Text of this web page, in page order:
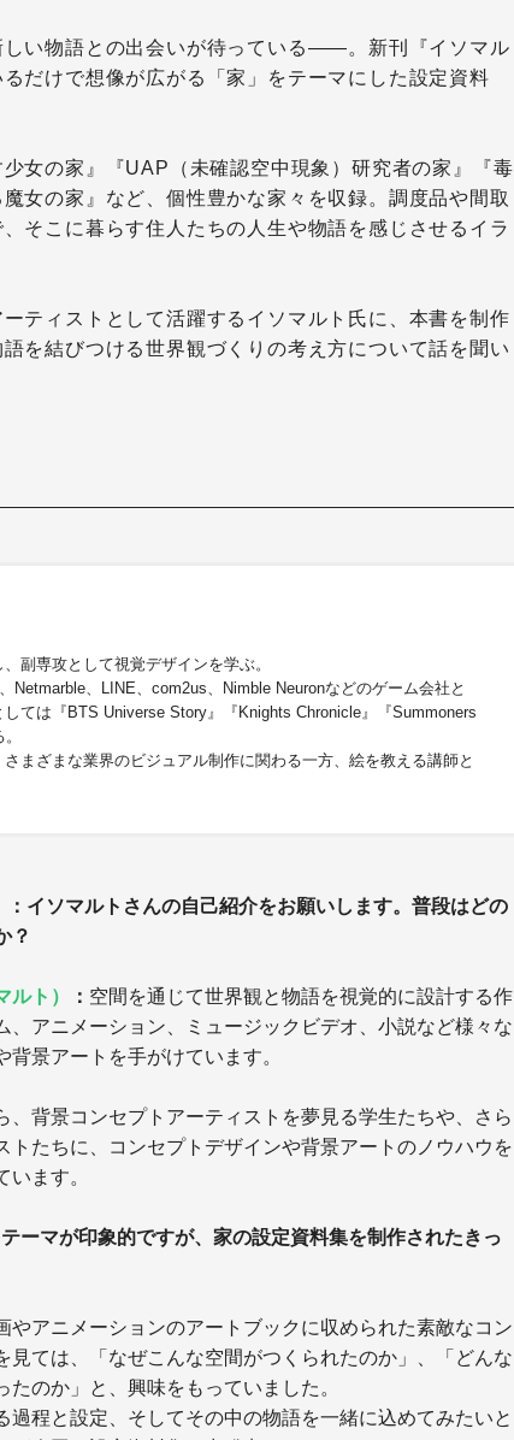
しい物語との出会いが待っている――。新刊『イソマル
だけで想像が広がる「家」をテーマにした設定資料
少女の家』『UAP（未確認空中現象）研究者の家』『毒
女の家』など、個性豊かな家々を収録。調度品や間取
そこに暮らす住人たちの人生や物語を感じさせるイラ
ティストとして活躍するイソマルト氏に、本書を制作
を結びつける世界観づくりの考え方について話を聞い
副専攻として視覚デザインを学ぶ。
Netmarble、LINE、com2us、Nimble Neuronなどのゲーム会社と
ては『BTS Universe Story』『Knights Chronicle』『Summoners
まざまな業界のビジュアル制作に関わる一方、絵を教える講師と
：イソマルトさんの自己紹介をお願いします。普段はどの
？
ト） ： 空間を通じて世界観と物語を視覚的に設計する作
、アニメーション、ミュージックビデオ、小説など様々な
景アートを手がけています。
、背景コンセプトアーティストを夢見る学生たちや、さら
トたちに、コンセプトデザインや背景アートのノウハウを
ます。
ーマが印象的ですが、家の設定資料集を制作されたきっ
やアニメーションのアートブックに収められた素敵なコン
見ては、「なぜこんな空間がつくられたのか」、「どんな
のか」と、興味をもっていました。
過程と設定、そしてその中の物語を一緒に込めてみたいと